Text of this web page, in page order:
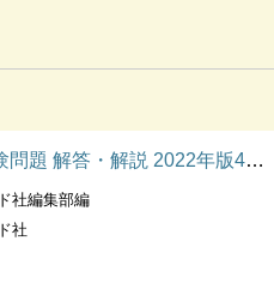
年版4巻 F 老年看護学 ; G 在宅看護論 ; H 看護の統合と実践
社編集部編
社